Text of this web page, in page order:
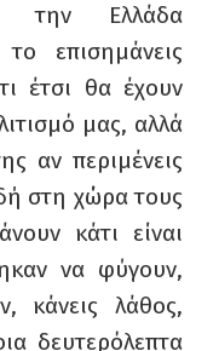
την Ελλάδα
επισημάνεις
έτσι θα έχουν
μας, αλλά
αν περιμένεις
στη χώρα τους
κάτι είναι
να φύγουν,
κάνεις λάθος,
δευτερόλεπτα